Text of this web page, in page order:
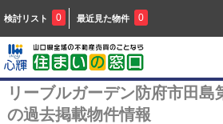
検討リスト 0 最近見た物件 0
リーブルガーデン防府市田島
の過去掲載物件情報